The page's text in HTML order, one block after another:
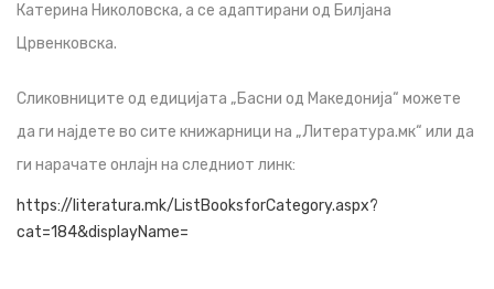
Катерина Николовска, а се адаптирани од Билјана
Црвенковска.
Сликовниците од едицијата „Басни од Македонија“ можете
да ги најдете во сите книжарници на „Литература.мк“ или да
ги нарачате онлајн на следниот линк:
https://literatura.mk/ListBooksforCategory.aspx?
cat=184&displayName=